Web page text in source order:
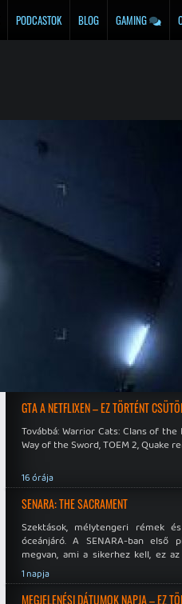
PODCASTOK BLOG GAMING
GTA A NETFLIXEN – EZ TÖRTÉNT
Továbbá: Warrior Cats: Clans of
Way of the Sword, TOEM 2, Quake
16 órája
SENARA: THE SACRAMENT
Szektások, mélytengeri rémek
óceánjáró. A SENARA-ban első
megvan, ami a sikerhez kell, ez
becsapós.
1 napja
MEGJELENÉSI DÁTUMOK NAPJA – EZ